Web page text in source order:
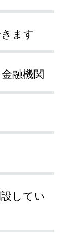
ます
融機関
してい